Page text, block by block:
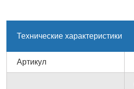
Технические характеристики
Артикул